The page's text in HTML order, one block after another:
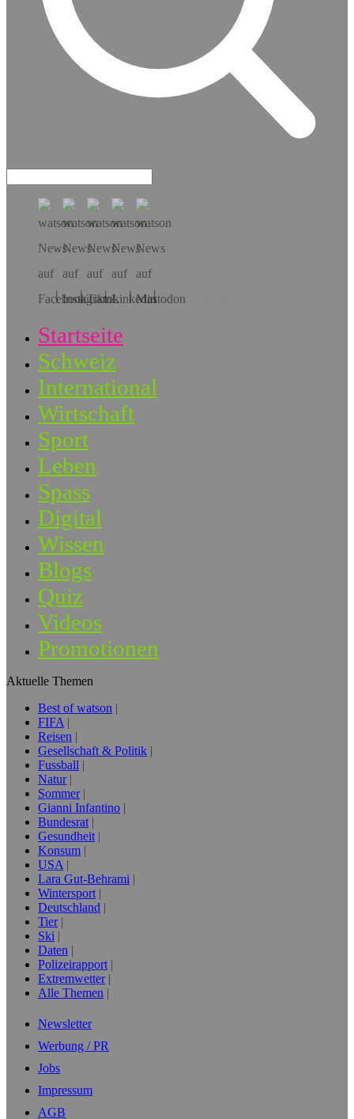
Hol dir die App!
Startseite
Schweiz
International
Wirtschaft
Sport
Leben
Spass
Digital
Wissen
Blogs
Quiz
Videos
Promotionen
Aktuelle Themen
Best of watson
FIFA
Reisen
Gesellschaft & Politik
Fussball
Natur
Sommer
Gianni Infantino
Bundesrat
Gesundheit
Konsum
USA
Lara Gut-Behrami
Wintersport
Deutschland
Tier
Ski
Daten
Polizeirapport
Extremwetter
Alle Themen
Newsletter
Werbung / PR
Jobs
Impressum
AGB